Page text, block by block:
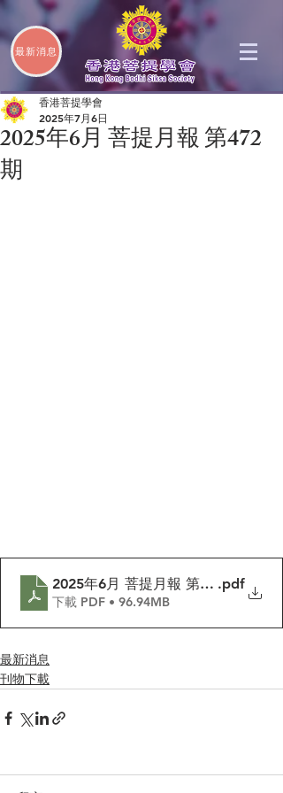
最新消息
2025年6月 菩提月報 第472
期
香港菩提學會
2025年7月6日
2025年6月 菩提月報 第472期
.pdf
下載 PDF • 96.94MB
最新消息
刊物下載